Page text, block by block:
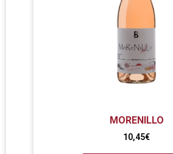
MORENILLO
10,45€